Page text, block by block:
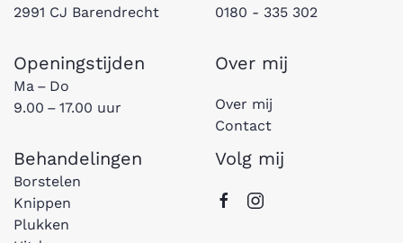
2991 CJ Barendrecht
0180 - 335 302
Openingstijden
Ma – Do
9.00 – 17.00 uur
Over mij
Over mij
Contact
Behandelingen
Borstelen
Knippen
Plukken
Volg mij